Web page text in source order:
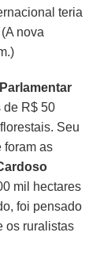
teria
nova
de R$ 50
Seu
foram as
mil hectares
foi pensado
os ruralistas